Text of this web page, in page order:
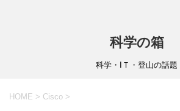
科学の箱
科学・IＴ・登山の話題
HOME > Cisco >